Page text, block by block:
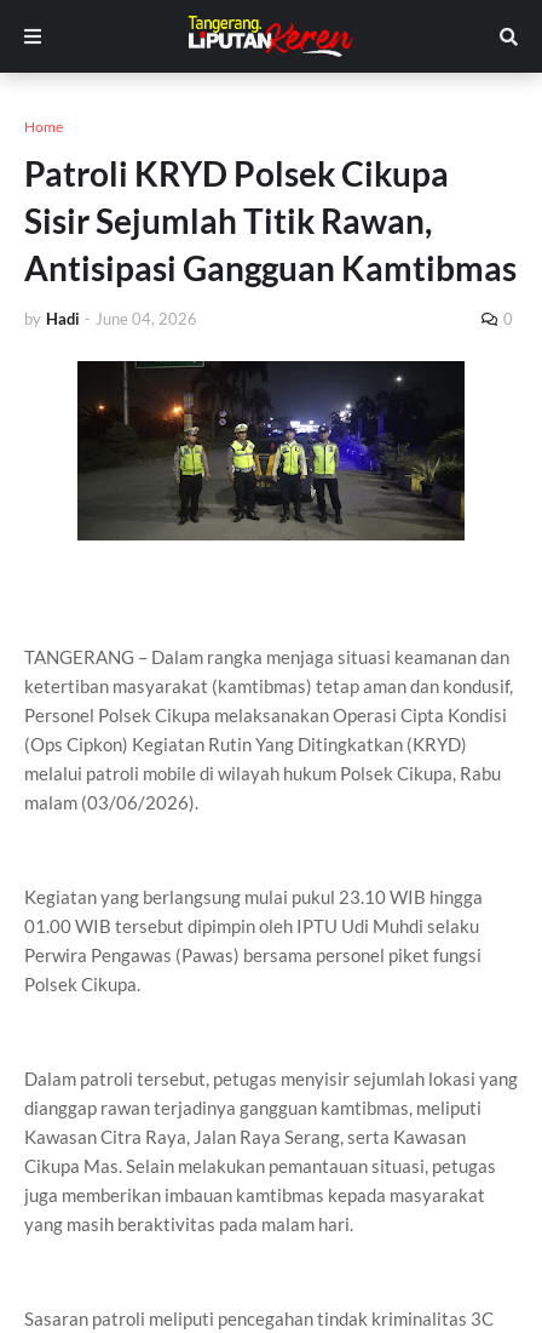
Home
Patroli KRYD Polsek Cikupa
Sisir Sejumlah Titik Rawan,
Antisipasi Gangguan Kamtibmas
by Hadi - June 04, 2026 0
TANGERANG – Dalam rangka menjaga situasi keamanan dan
ketertiban masyarakat (kamtibmas) tetap aman dan kondusif,
Personel Polsek Cikupa melaksanakan Operasi Cipta Kondisi
(Ops Cipkon) Kegiatan Rutin Yang Ditingkatkan (KRYD)
melalui patroli mobile di wilayah hukum Polsek Cikupa, Rabu
malam (03/06/2026).
Kegiatan yang berlangsung mulai pukul 23.10 WIB hingga
01.00 WIB tersebut dipimpin oleh IPTU Udi Muhdi selaku
Perwira Pengawas (Pawas) bersama personel piket fungsi
Polsek Cikupa.
Dalam patroli tersebut, petugas menyisir sejumlah lokasi yang
dianggap rawan terjadinya gangguan kamtibmas, meliputi
Kawasan Citra Raya, Jalan Raya Serang, serta Kawasan
Cikupa Mas. Selain melakukan pemantauan situasi, petugas
juga memberikan imbauan kamtibmas kepada masyarakat
yang masih beraktivitas pada malam hari.
Sasaran patroli meliputi pencegahan tindak kriminalitas 3C